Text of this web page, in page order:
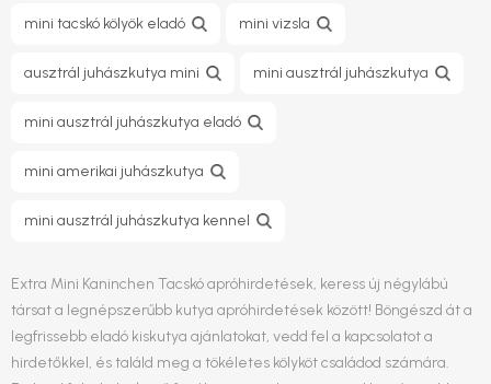
mini tacskó kölyök eladó mini vizsla
ausztrál juhászkutya mini mini ausztrál juhászkutya
mini ausztrál juhászkutya eladó
mini amerikai juhászkutya
mini ausztrál juhászkutya kennel
Extra Mini Kaninchen Tacskó apróhirdetések, keress új négylábú
társat a legnépszerűbb kutya apróhirdetések között! Böngészd át a
legfrissebb eladó kiskutya ajánlatokat, vedd fel a kapcsolatot a
hirdetőkkel, és találd meg a tökéletes kölyköt családod számára.